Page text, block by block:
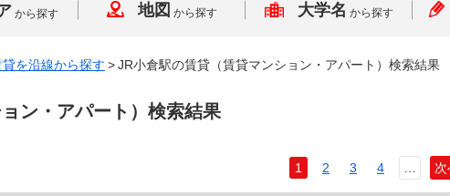
から探す 地図 から探す 大学名 から探す
を沿線から探す >JR小倉駅の賃貸（賃貸マンション・アパート）検索結果
ン・アパート）検索結果
1 2 3 4